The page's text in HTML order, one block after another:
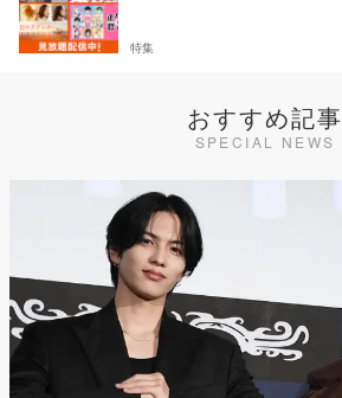
特集
おすすめ記事
SPECIAL NEWS